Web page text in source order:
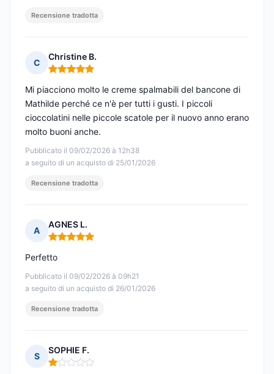
Recensione tradotta
C
Christine B.
Nota: 5 su 5
Pubblicato il 09/02/2026 à 12h38
a seguito di un acquisto di 25/01/2026
Mi piacciono molto le creme spalmabili del bancone di
Mathilde perché ce n'è per tutti i gusti. I piccoli
cioccolatini nelle piccole scatole per il nuovo anno erano
molto buoni anche.
Recensione tradotta
A
AGNES L.
Nota: 5 su 5
Pubblicato il 09/02/2026 à 09h21
a seguito di un acquisto di 26/01/2026
Perfetto
Recensione tradotta
S
SOPHIE F.
Nota: 1 su 5